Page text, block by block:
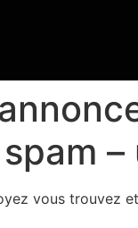
vous trouvez